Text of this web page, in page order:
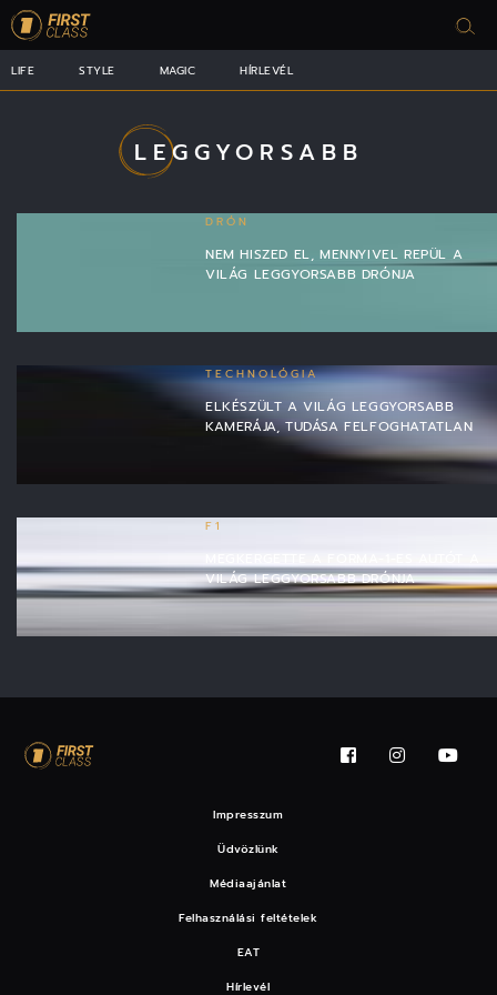
LIFE STYLE MAGIC HÍRLEVÉL
LEGGYORSABB
DRÓN
NEM HISZED EL, MENNYIVEL REPÜL A
VILÁG LEGGYORSABB DRÓNJA
TECHNOLÓGIA
ELKÉSZÜLT A VILÁG LEGGYORSABB
KAMERÁJA, TUDÁSA FELFOGHATATLAN
F1
VILÁG LEGGYORSABB DRÓNJA
Impresszum
Üdvözlünk
Médiaajánlat
Felhasználási feltételek
EAT
Hírlevél